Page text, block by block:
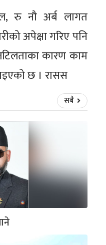
रु नौ अर्ब लागत
अपेक्षा गरिए पनि
कारण काम
छ । रासस
सबै